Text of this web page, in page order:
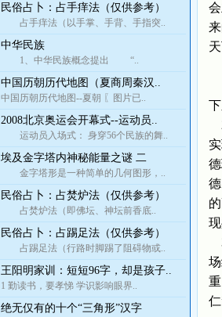
民俗占卜：占手痒法（仅供参考）
占手痒法（以手掌、手背、手指突..
中华民族
1、中华民族概念提出 “..
中国历朝历代地图（夏商周秦汉..
中国历朝历代地图--夏朝 〖图片已..
2008北京奥运会开幕式--运动员..
运动员入场式： 身穿56个民族的舞..
埃及金字塔内神秘能量之谜 二
金字塔形是一种简单的几何图形，..
民俗占卜：占焚炉法（仅供参考）
占焚炉法（即佛坛、神坛前香底..
民俗占卜：占踢足法（仅供参考）
占踢足法（行路时脚踢了阻碍物或..
王阳明家训：短短96字，却是孩子..
1 勤读书，要孝悌 学识影响眼界..
绝无仅有的十个“三角形”汉字